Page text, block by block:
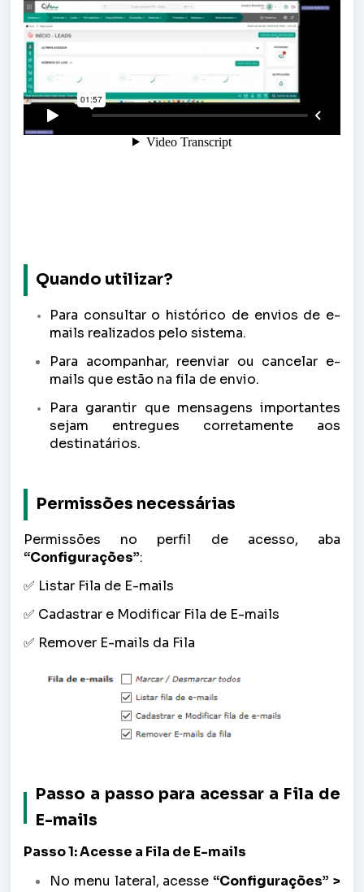
Quando utilizar?
Para consultar o histórico de envios de e-
mails realizados pelo sistema.
Para acompanhar, reenviar ou cancelar e-
mails que estão na fila de envio.
Para garantir que mensagens importantes
sejam entregues corretamente aos
destinatários.
Permissões necessárias
Permissões no perfil de acesso, aba
“Configurações”:
✅ Listar Fila de E-mails
✅ Cadastrar e Modificar Fila de E-mails
✅ Remover E-mails da Fila
Passo a passo para acessar a Fila de
E-mails
Passo 1: Acesse a Fila de E-mails
No menu lateral, acesse“Configurações” >